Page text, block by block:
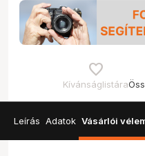
Kívánságlistára
Leírás Adatok Vásárlói